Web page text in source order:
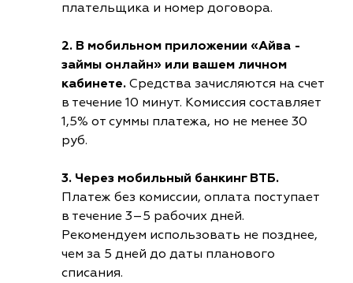
плательщика и номер договора.
2. В мобильном приложении «Айва -
займы онлайн» или вашем личном
кабинете. Средства зачисляются на счет
в течение 10 минут. Комиссия составляет
1,5% от суммы платежа, но не менее 30
руб.
3. Через мобильный банкинг ВТБ.
Платеж без комиссии, оплата поступает
в течение 3–5 рабочих дней.
Рекомендуем использовать не позднее,
чем за 5 дней до даты планового
списания.